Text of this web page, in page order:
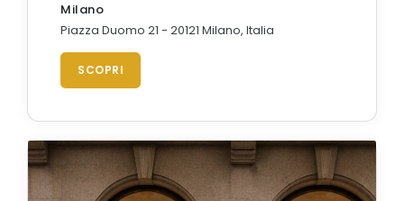
Milano
Piazza Duomo 21 - 20121 Milano, Italia
SCOPRI